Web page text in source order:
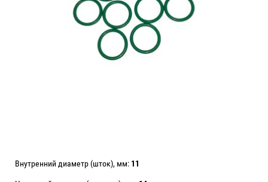
Внутренний диаметр (шток), мм: 11